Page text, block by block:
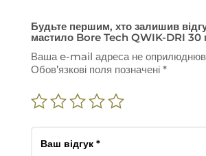
Будьте першим, хто залишив
мастило Bore Tech QWIK-DRI 30
Ваша e-mail адреса не
Обов’язкові поля позначені *